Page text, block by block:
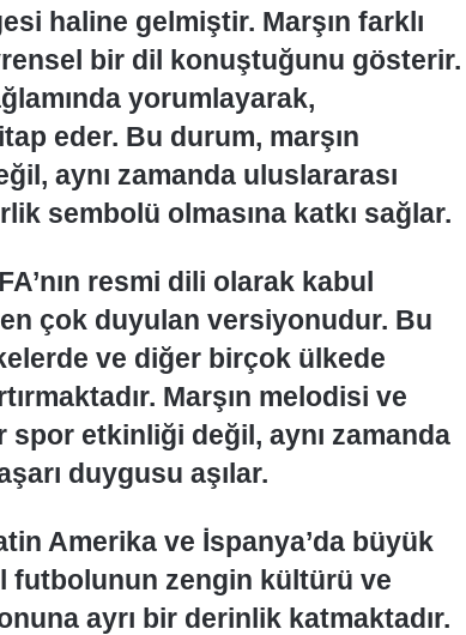
haline gelmiştir. Marşın farklı
bir dil konuştuğunu gösterir.
yorumlayarak,
eder. Bu durum, marşın
aynı zamanda uluslararası
sembolü olmasına katkı sağlar.
resmi dili olarak kabul
çok duyulan versiyonudur. Bu
ve diğer birçok ülkede
Marşın melodisi ve
etkinliği değil, aynı zamanda
duygusu aşılar.
Amerika ve İspanya’da büyük
futbolunun zengin kültürü ve
ayrı bir derinlik katmaktadır.